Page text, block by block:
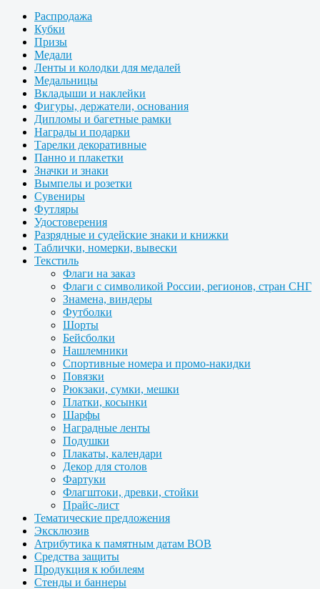
Распродажа
Кубки
Призы
Медали
Ленты и колодки для медалей
Медальницы
Вкладыши и наклейки
Фигуры, держатели, основания
Дипломы и багетные рамки
Награды и подарки
Тарелки декоративные
Панно и плакетки
Значки и знаки
Вымпелы и розетки
Сувениры
Футляры
Удостоверения
Разрядные и судейские знаки и книжки
Таблички, номерки, вывески
Текстиль
Флаги на заказ
Флаги с символикой России, регионов, стран СНГ
Знамена, виндеры
Футболки
Шорты
Бейсболки
Нашлемники
Спортивные номера и промо-накидки
Повязки
Рюкзаки, сумки, мешки
Платки, косынки
Шарфы
Наградные ленты
Подушки
Плакаты, календари
Декор для столов
Фартуки
Флагштоки, древки, стойки
Прайс-лист
Тематические предложения
Эксклюзив
Атрибутика к памятным датам ВОВ
Средства защиты
Продукция к юбилеям
Стенды и баннеры